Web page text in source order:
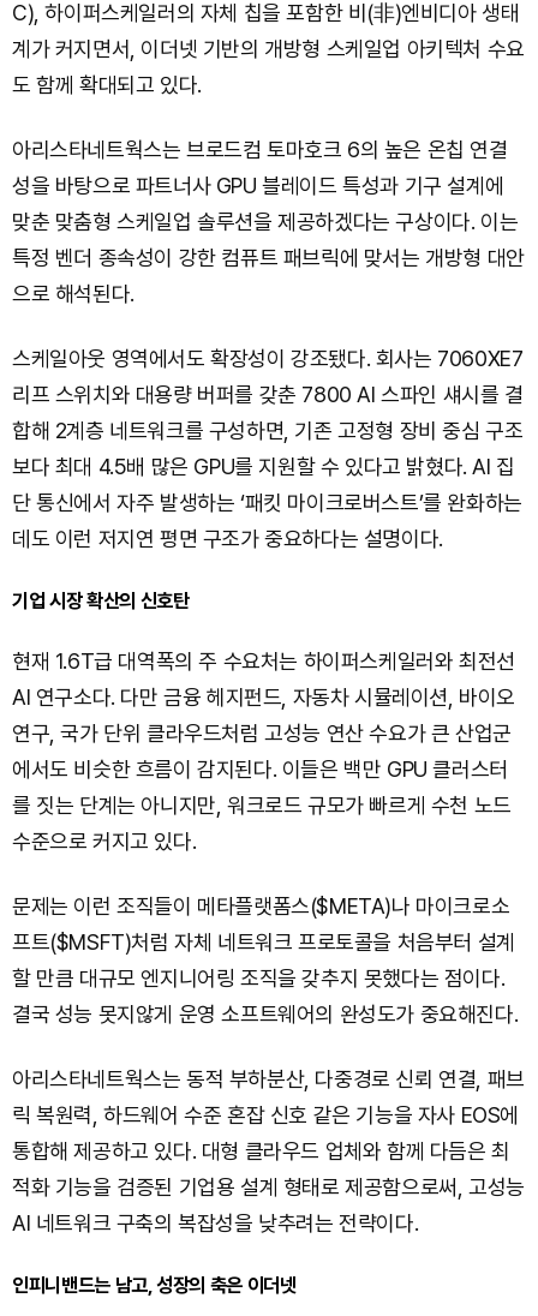
C), 하이퍼스케일러의 자체 칩을 포함한 비(非)엔비디아 생태
계가 커지면서, 이더넷 기반의 개방형 스케일업 아키텍처 수요
도 함께 확대되고 있다.
아리스타네트웍스는 브로드컴 토마호크 6의 높은 온칩 연결
성을 바탕으로 파트너사 GPU 블레이드 특성과 기구 설계에
맞춘 맞춤형 스케일업 솔루션을 제공하겠다는 구상이다. 이는
특정 벤더 종속성이 강한 컴퓨트 패브릭에 맞서는 개방형 대안
으로 해석된다.
스케일아웃 영역에서도 확장성이 강조됐다. 회사는 7060XE7
리프 스위치와 대용량 버퍼를 갖춘 7800 AI 스파인 섀시를 결
합해 2계층 네트워크를 구성하면, 기존 고정형 장비 중심 구조
보다 최대 4.5배 많은 GPU를 지원할 수 있다고 밝혔다. AI 집
단 통신에서 자주 발생하는 ‘패킷 마이크로버스트’를 완화하는
데도 이런 저지연 평면 구조가 중요하다는 설명이다.
기업 시장 확산의 신호탄
현재 1.6T급 대역폭의 주 수요처는 하이퍼스케일러와 최전선
AI 연구소다. 다만 금융 헤지펀드, 자동차 시뮬레이션, 바이오
연구, 국가 단위 클라우드처럼 고성능 연산 수요가 큰 산업군
에서도 비슷한 흐름이 감지된다. 이들은 백만 GPU 클러스터
를 짓는 단계는 아니지만, 워크로드 규모가 빠르게 수천 노드
수준으로 커지고 있다.
문제는 이런 조직들이 메타플랫폼스($META)나 마이크로소
프트($MSFT)처럼 자체 네트워크 프로토콜을 처음부터 설계
할 만큼 대규모 엔지니어링 조직을 갖추지 못했다는 점이다.
결국 성능 못지않게 운영 소프트웨어의 완성도가 중요해진다.
아리스타네트웍스는 동적 부하분산, 다중경로 신뢰 연결, 패브
릭 복원력, 하드웨어 수준 혼잡 신호 같은 기능을 자사 EOS에
통합해 제공하고 있다. 대형 클라우드 업체와 함께 다듬은 최
적화 기능을 검증된 기업용 설계 형태로 제공함으로써, 고성능
AI 네트워크 구축의 복잡성을 낮추려는 전략이다.
인피니밴드는 남고, 성장의 축은 이더넷